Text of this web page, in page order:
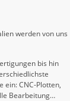
werden von uns
bis hin
ein: CNC-Plotten,
Bearbeitung…